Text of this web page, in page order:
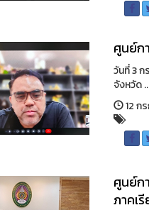
ศูนย์ก
วันที่ 3
จังหวัด
12 ก
ศูนย์ก
ภาคเ